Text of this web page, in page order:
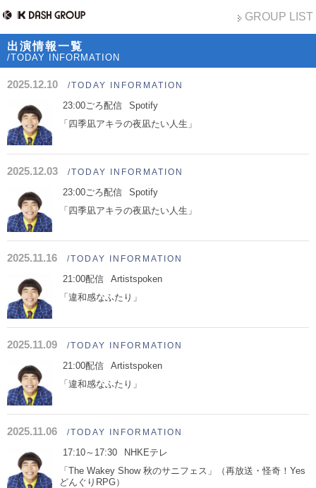
GROUP LIST
出演情報一覧
/TODAY INFORMATION
2025.12.10 /TODAY INFORMATION
23:00ごろ配信
Spotify
「四季凪アキラの夜凪たい人生」
2025.12.03 /TODAY INFORMATION
23:00ごろ配信
Spotify
「四季凪アキラの夜凪たい人生」
2025.11.16 /TODAY INFORMATION
21:00配信
Artistspoken
「違和感なふたり」
2025.11.09 /TODAY INFORMATION
21:00配信
Artistspoken
「違和感なふたり」
2025.11.06 /TODAY INFORMATION
17:10～17:30
NHKEテレ
「The Wakey Show 秋のサニフェス」（再放送・怪奇！Yes
どんぐりRPG）